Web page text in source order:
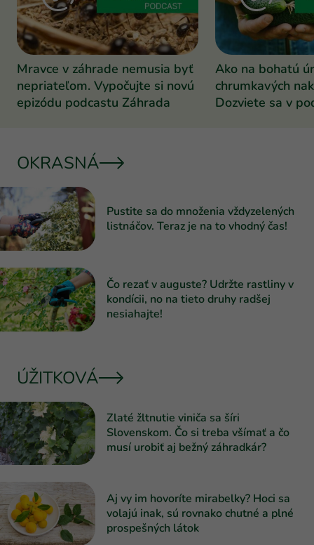
Mravce v záhrade nemusia byť
nepriateľom. Vypočujte si novú
epizódu podcastu Záhrada
Ako na bohatú
chrumkavých
Dozviete sa v
OKRASNÁ
Pustite sa do množenia vždyzelených
listnáčov. Teraz je na to vhodný čas!
Čo rezať v auguste? Udržte rastliny v
kondícii, no na tieto druhy radšej
nesiahajte!
ÚŽITKOVÁ
Zlaté žltnutie viniča sa šíri
Slovenskom. Čo si treba všímať a čo
musí urobiť aj bežný záhradkár?
Aj vy im hovoríte mirabelky? Hoci sa
volajú inak, sú rovnako chutné a plné
prospešných látok